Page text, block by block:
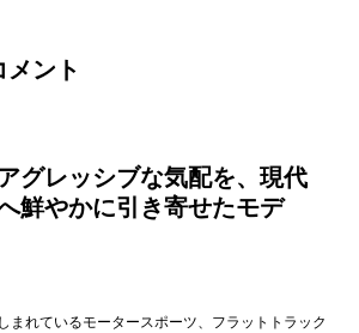
メント
グレッシブな気配を、現代
鮮やかに引き寄せたモデ
まれているモータースポーツ、フラットトラック